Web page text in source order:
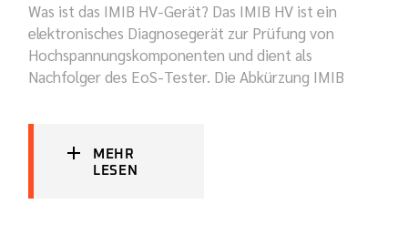
Was ist das IMIB HV-Gerät? Das IMIB HV ist ein
elektronisches Diagnosegerät zur Prüfung von
Hochspannungskomponenten und dient als
Nachfolger des EoS-Tester. Die Abkürzung IMIB
MEHR
LESEN